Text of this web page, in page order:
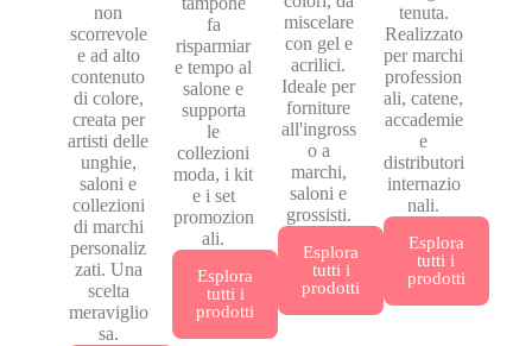
non
scorrevole
e ad alto
contenuto
di colore,
creata per
artisti delle
unghie,
saloni e
collezioni
di marchi
personaliz
zati. Una
scelta
meraviglio
sa.
fa
risparmiar
e tempo al
salone e
supporta
le
collezioni
moda, i kit
e i set
promozion
ali.
Esplora
tutti i
prodotti
miscelare
con gel e
acrilici.
Ideale per
forniture
all'ingross
o a
marchi,
saloni e
grossisti.
Esplora
tutti i
prodotti
tenuta.
Realizzato
per marchi
profession
ali, catene,
accademie
e
distributori
internazio
nali.
Esplora
tutti i
prodotti